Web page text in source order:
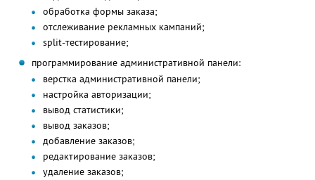
обработка формы заказа;
отслеживание рекламных кампаний;
split-тестирование;
программирование административной панели:
верстка административной панели;
настройка авторизации;
вывод статистики;
вывод заказов;
добавление заказов;
редактирование заказов;
удаление заказов;